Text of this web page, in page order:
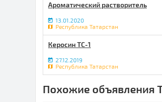
Ароматический растворитель
13.01.2020
Республика Татарстан
Керосин ТС-1
27.12.2019
Республика Татарстан
Похожие объявления